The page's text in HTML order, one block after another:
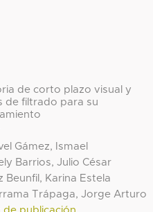
de corto plazo visual y
de filtrado para su
Gámez, Ismael
Barrios, Julio César
Beunfil, Karina Estela
Trápaga, Jorge Arturo